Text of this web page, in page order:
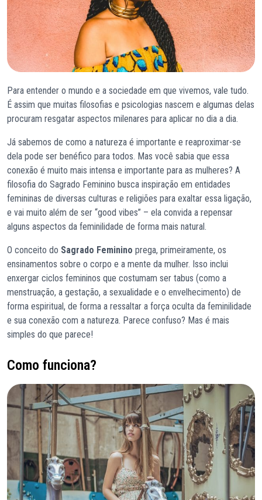
Para entender o mundo e a sociedade em que vivemos, vale tudo.
É assim que muitas filosofias e psicologias nascem e algumas delas
procuram resgatar aspectos milenares para aplicar no dia a dia.
Já sabemos de como a natureza é importante e reaproximar-se
dela pode ser benéfico para todos. Mas você sabia que essa
conexão é muito mais intensa e importante para as mulheres? A
filosofia do Sagrado Feminino busca inspiração em entidades
femininas de diversas culturas e religiões para exaltar essa ligação,
e vai muito além de ser “good vibes” – ela convida a repensar
alguns aspectos da feminilidade de forma mais natural.
O conceito do Sagrado Feminino prega, primeiramente, os
ensinamentos sobre o corpo e a mente da mulher. Isso inclui
enxergar ciclos femininos que costumam ser tabus (como a
menstruação, a gestação, a sexualidade e o envelhecimento) de
forma espiritual, de forma a ressaltar a força oculta da feminilidade
e sua conexão com a natureza. Parece confuso? Mas é mais
simples do que parece!
Como funciona?